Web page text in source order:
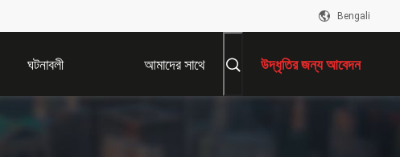
Bengali
ঘটনাবলী আমাদের সাথে উদ্ধৃতির জন্য আবেদন